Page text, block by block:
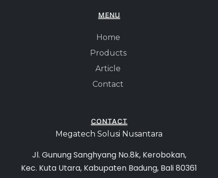
MENU
Home
Products
Article
Contact
CONTACT
Megatech Solusi Nusantara
Jl. Gunung Sanghyang No.8k, Kerobokan,
Kec. Kuta Utara, Kabupaten Badung, Bali 80361